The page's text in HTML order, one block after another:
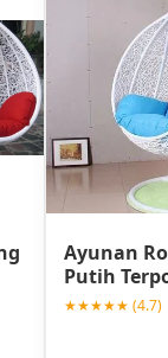
Ayunan
Putih
★★★★★ (4.7)